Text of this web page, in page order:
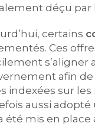
déçu par
certains
Ces
s’aligner
afin de
indexées sur
aussi
été mis en place